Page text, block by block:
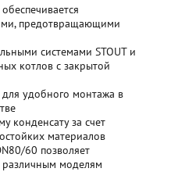
предотвращающими
системами STOUT и
котлов с закрытой
удобного монтажа в
конденсату за счет
материалов
60 позволяет
моделям